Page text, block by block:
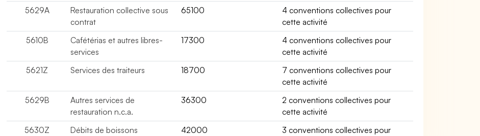
5629A
Restauration collective sous
contrat
65100
4 conventions collectives pour
cette activité
5610B
Cafétérias et autres libres-
services
17300
4 conventions collectives pour
cette activité
5621Z
Services des traiteurs 18700
7 conventions collectives pour
cette activité
5629B
Autres services de
restauration n.c.a.
36300
2 conventions collectives pour
cette activité
5630Z
Débits de boissons 42000
3 conventions collectives pour